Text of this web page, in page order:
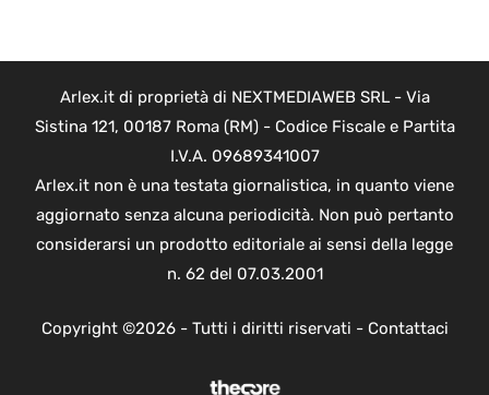
Arlex.it di proprietà di NEXTMEDIAWEB SRL - Via
Sistina 121, 00187 Roma (RM) - Codice Fiscale e Partita
I.V.A. 09689341007
Arlex.it non è una testata giornalistica, in quanto viene
aggiornato senza alcuna periodicità. Non può pertanto
considerarsi un prodotto editoriale ai sensi della legge
n. 62 del 07.03.2001
Copyright ©2026 - Tutti i diritti riservati - Contattaci